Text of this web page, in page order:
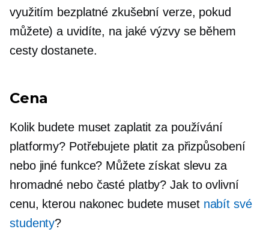
využitím bezplatné zkušební verze, pokud
můžete) a uvidíte, na jaké výzvy se během
cesty dostanete.
Cena
Kolik budete muset zaplatit za používání
platformy? Potřebujete platit za přizpůsobení
nebo jiné funkce? Můžete získat slevu za
hromadné nebo časté platby? Jak to ovlivní
cenu, kterou nakonec budete muset nabít své
studenty?